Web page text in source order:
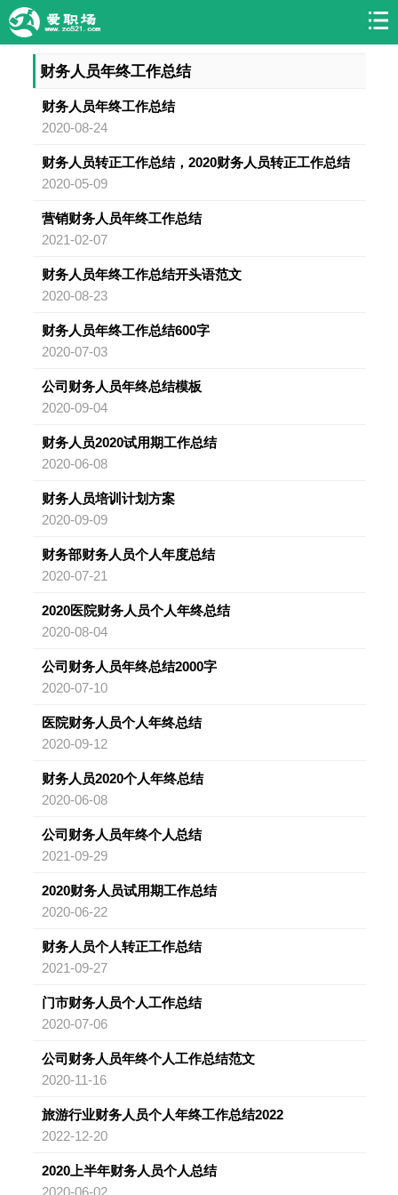
财务人员年终工作总结
财务人员年终工作总结
2020-08-24
财务人员转正工作总结，2020财务人员转正工作总结
2020-05-09
营销财务人员年终工作总结
2021-02-07
财务人员年终工作总结开头语范文
2020-08-23
财务人员年终工作总结600字
2020-07-03
公司财务人员年终总结模板
2020-09-04
财务人员2020试用期工作总结
2020-06-08
财务人员培训计划方案
2020-09-09
财务部财务人员个人年度总结
2020-07-21
2020医院财务人员个人年终总结
2020-08-04
公司财务人员年终总结2000字
2020-07-10
医院财务人员个人年终总结
2020-09-12
财务人员2020个人年终总结
2020-06-08
公司财务人员年终个人总结
2021-09-29
2020财务人员试用期工作总结
2020-06-22
财务人员个人转正工作总结
2021-09-27
门市财务人员个人工作总结
2020-07-06
公司财务人员年终个人工作总结范文
2020-11-16
旅游行业财务人员个人年终工作总结2022
2022-12-20
2020上半年财务人员个人总结
2020-06-02